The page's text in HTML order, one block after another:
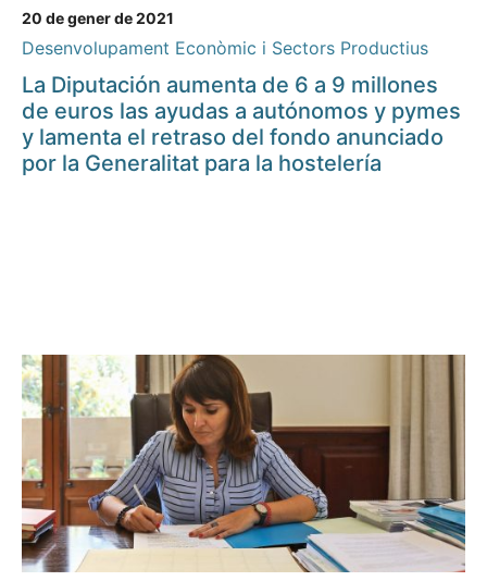
20 de gener de 2021
Desenvolupament Econòmic i Sectors Productius
La Diputación aumenta de 6 a 9 millones
de euros las ayudas a autónomos y pymes
y lamenta el retraso del fondo anunciado
por la Generalitat para la hostelería